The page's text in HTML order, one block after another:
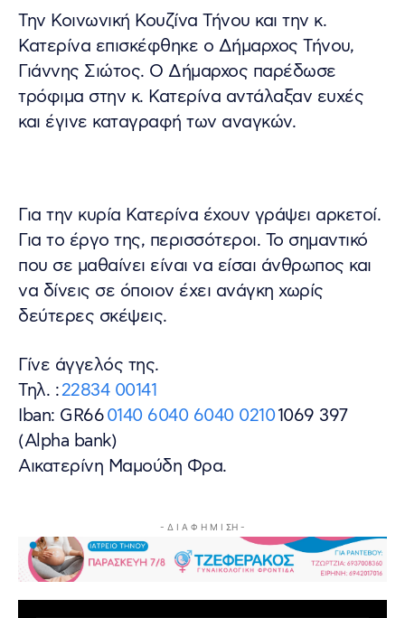
Την Κοινωνική Κουζίνα Τήνου και την κ.
Κατερίνα επισκέφθηκε ο Δήμαρχος Τήνου,
Γιάννης Σιώτος. Ο Δήμαρχος παρέδωσε
τρόφιμα στην κ. Κατερίνα αντάλαξαν ευχές
και έγινε καταγραφή των αναγκών.
Για την κυρία Κατερίνα έχουν γράψει αρκετοί.
Για το έργο της, περισσότεροι. Το σημαντικό
που σε μαθαίνει είναι να είσαι άνθρωπος και
να δίνεις σε όποιον έχει ανάγκη χωρίς
δεύτερες σκέψεις.
Γίνε άγγελός της.
Τηλ. :22834 00141
Iban: GR660140 6040 6040 02101069 397
(Alpha bank)
Αικατερίνη Μαμούδη Φρα.
- Δ Ι Α Φ Η Μ Ι ΣΗ -